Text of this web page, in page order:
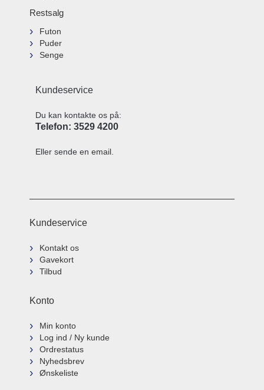
Restsalg
Futon
Puder
Senge
Kundeservice
Du kan kontakte os på:
Telefon: 3529 4200
Eller sende en email
Kundeservice
Kontakt os
Gavekort
Tilbud
Konto
Min konto
Log ind / Ny kunde
Ordrestatus
Nyhedsbrev
Ønskeliste